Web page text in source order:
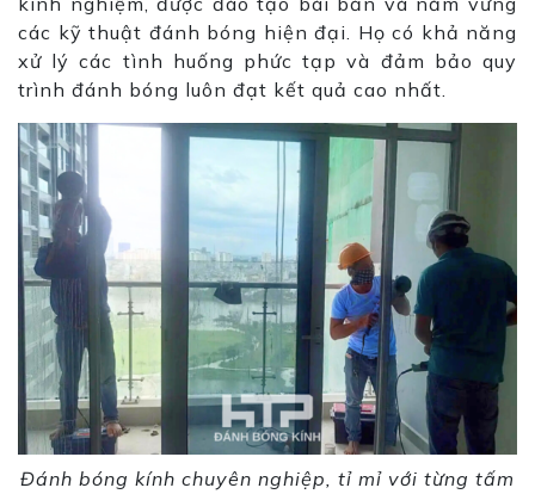
các kỹ thuật đánh bóng hiện đại. Họ có khả năng
xử lý các tình huống phức tạp và đảm bảo quy
trình đánh bóng luôn đạt kết quả cao nhất.
Đánh bóng kính chuyên nghiệp, tỉ mỉ với từng tấm